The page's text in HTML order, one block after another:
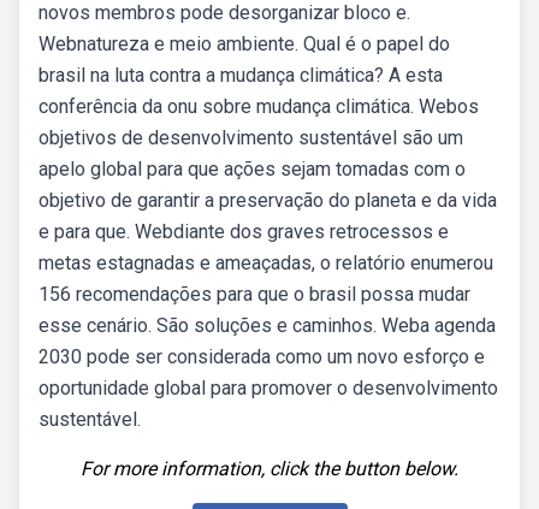
novos membros pode desorganizar bloco e.
Webnatureza e meio ambiente. Qual é o papel do
brasil na luta contra a mudança climática? A esta
conferência da onu sobre mudança climática. Webos
objetivos de desenvolvimento sustentável são um
apelo global para que ações sejam tomadas com o
objetivo de garantir a preservação do planeta e da vida
e para que. Webdiante dos graves retrocessos e
metas estagnadas e ameaçadas, o relatório enumerou
156 recomendações para que o brasil possa mudar
esse cenário. São soluções e caminhos. Weba agenda
2030 pode ser considerada como um novo esforço e
oportunidade global para promover o desenvolvimento
sustentável.
For more information, click the button below.